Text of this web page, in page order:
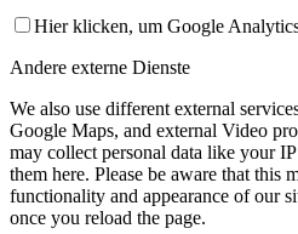
Hier klicken, um Google
Andere externe Dienste
We also use different external
Google Maps, and external Video
may collect personal data like your
them here. Please be aware that this
functionality and appearance of our
once you reload the page.